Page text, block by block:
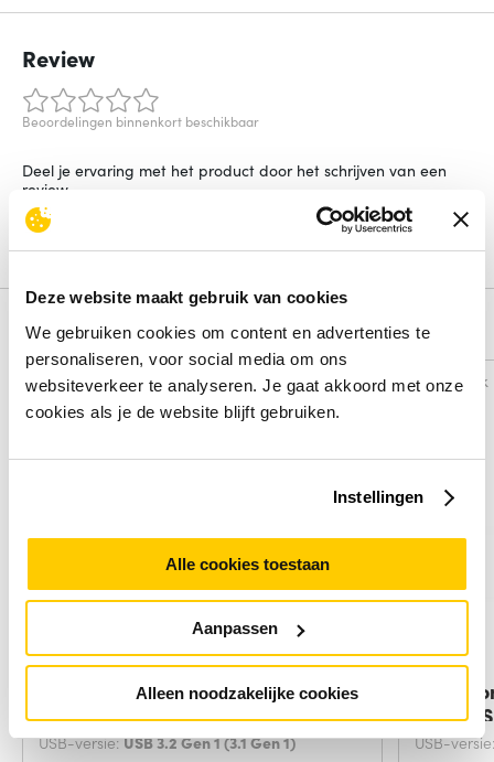
Deze website maakt gebruik van cookies
We gebruiken cookies om content en advertenties te
personaliseren, voor social media om ons
websiteverkeer te analyseren. Je gaat akkoord met onze
cookies als je de website blijft gebruiken.
Instellingen
Alle cookies toestaan
Aanpassen
Alleen noodzakelijke cookies
Review
Beoordelingen binnenkort beschikbaar
Deel je ervaring met het product door het schrijven van een
review.
Schrijf een review
Alternatieven
Vergelijk
Microconnect ECO-USB3.1CA2
USB-kabel USB
USB-versie:USB 3.2 Gen 1 (3.1 Gen 1)
Vergelijk
kabel
USB-